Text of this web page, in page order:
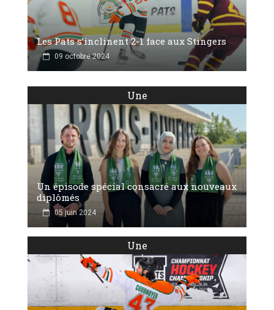
Les Pats s’inclinent 2-1 face aux Stingers
09 octobre 2024
Une
Un épisode spécial consacré aux nouveaux
diplômés
05 juin 2024
Une